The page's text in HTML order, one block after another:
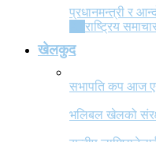
प्रधानमन्त्री र
राष्ट्रिय
खेलकुद
सभापति कप आज
भलिबल खेलको